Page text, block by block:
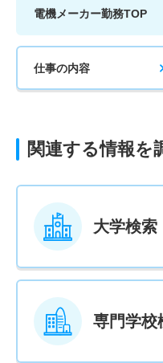
電機メーカー勤務TOP
仕事の内容
関連する情報を
大学検索
専門学校